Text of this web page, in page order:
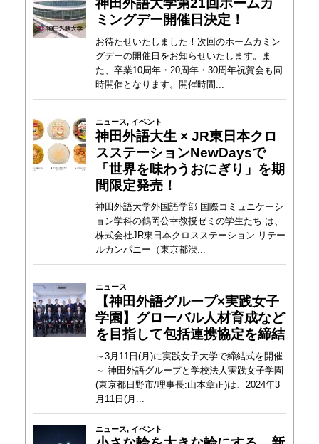
神田外語大学第21回ホームカ
ミングデー開催日決定！
お待たせいたしました！次回のホームカミン
グデーの開催日をお知らせいたします。ま
た、卒業10周年・20周年・30周年祝賀会も同
時開催となります。開催時間...
ニュース, イベント
神田外語大生 × JR東日本クロ
スステーションNewDaysで
「世界を味わうおにぎり」を期
間限定発売！
神田外語大学外国語学部 国際コミュニケーシ
ョン学科の鶴岡公幸教授ゼミの学生たち は、
株式会社JR東日本クロスステーション リテー
ルカンパニー（東京都渋...
ニュース
【神田外語グループ×実践女子
学園】グローバル人材育成など
を目指して包括連携協定を締結
～3月11日(月)に実践女子大学で締結式を開催
～ 神田外語グループと学校法人実践女子学園
(東京都日野市/理事長:山本章正)は、2024年3
月11日(月...
ニュース, イベント